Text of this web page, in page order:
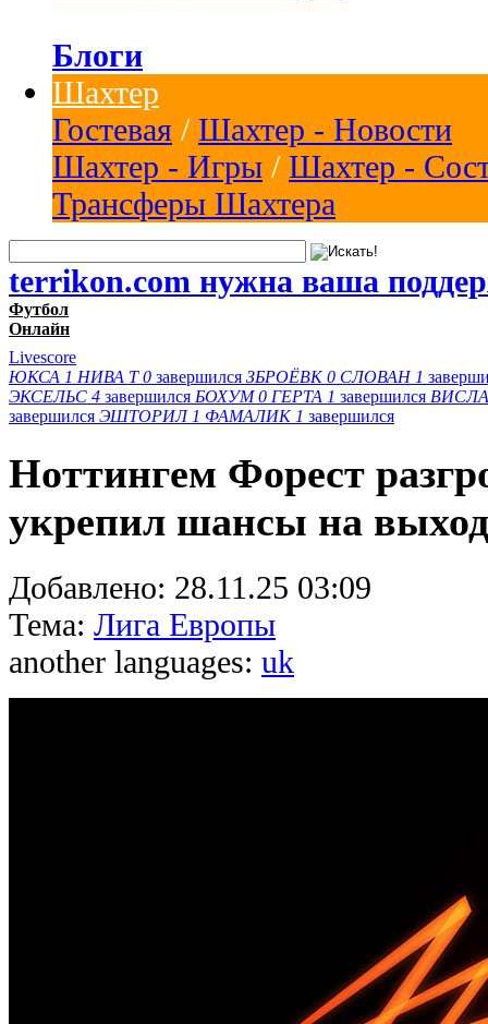
Блоги
Шахтер
Гостевая / Шахтер - Новости
Шахтер - Игры / Шахтер -
Трансферы Шахтера
terrikon.com нужна ваша
Футбол
Онлайн
Livescore
ЮКСА 1 НИВА Т 0 завершился ЗБРОЁВК 0 СЛОВАН 1
ЭКСЕЛЬС 4 завершился БОХУМ 0 ГЕРТА 1 завершился
завершился ЭШТОРИЛ 1 ФАМАЛИК 1 завершился
Ноттингем Форест
укрепил шансы на
Добавлено: 28.11.25 03:09
Тема: Лига Европы
another languages: uk